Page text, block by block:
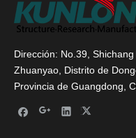
Dirección: No.39,
Zhuanyao, Distrito de
Provincia de Guangdong,